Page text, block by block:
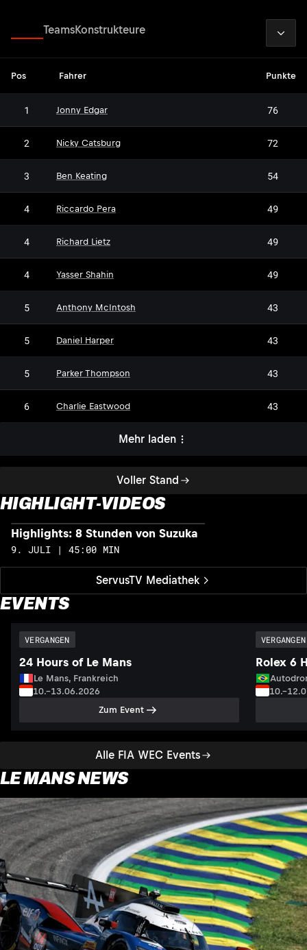
Voller Stand
TeamsKonstrukteure
Pos Fahrer Punkte
1 Jonny Edgar 76
2 Nicky Catsburg 72
3 Ben Keating 54
4 Riccardo Pera 49
4 Richard Lietz 49
4 Yasser Shahin 49
5 Anthony McIntosh 43
5 Daniel Harper 43
5 Parker Thompson 43
6 Charlie Eastwood 43
Mehr laden
HIGHLIGHT-VIDEOS
ServusTV Mediathek
Highlights: 8 Stunden von Suzuka
9. JULI | 45:00 MIN
EVENTS
Alle FIA WEC Events
VERGANGEN
24 Hours of Le Mans
Le Mans, Frankreich
10.–13.06.2026
Zum Event
VERGANGEN
Rolex 6
LE MANS NEWS